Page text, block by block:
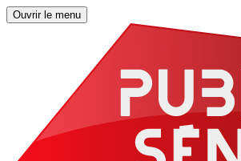
Ouvrir le menu